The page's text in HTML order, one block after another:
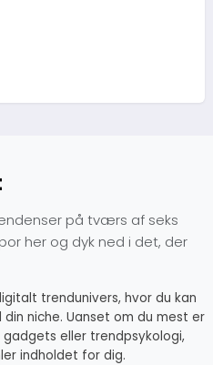
på tværs af seks
her og dyk ned i det, der
trendunivers, hvor du kan
niche. Uanset om du mest er
gadgets eller trendpsykologi,
indholdet for dig.